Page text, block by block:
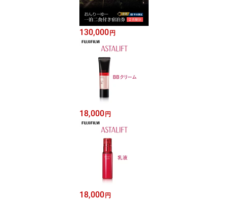
130,000 円
18,000 円
18,000 円